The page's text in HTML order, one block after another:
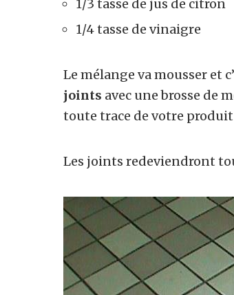
1/3 tasse de jus de citron
1/4 tasse de vinaigre
Le mélange va mousser et
joints avec une brosse de
toute trace de votre
Les joints redeviendront